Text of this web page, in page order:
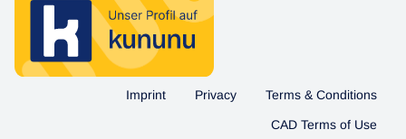
Imprint Privacy Terms & Conditions
CAD Terms of Use